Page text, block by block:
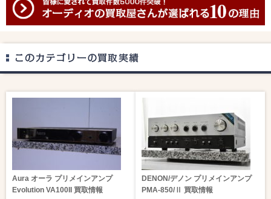
Aura オーラ プリメインアンプ
Evolution VA100II 買取情報
DENON/デノン プリメインアンプ
PMA-850/Ⅱ 買取情報